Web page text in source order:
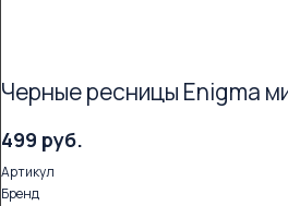
499 руб.
Артикул
Бренд